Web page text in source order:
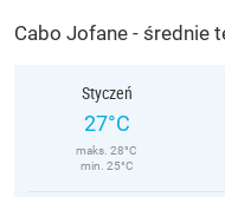
Cabo Jofane - średnie
Styczeń
27°C
maks. 28°C
min. 25°C